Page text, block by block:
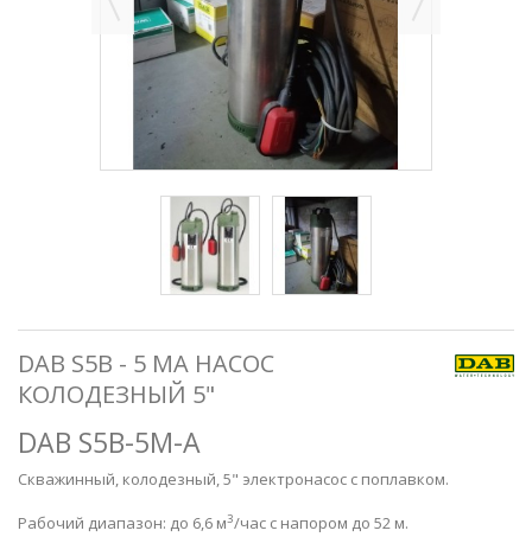
DAB S5B - 5 MA НАСОС
КОЛОДЕЗНЫЙ 5"
DAB S5B-5M-A
Скважинный, колодезный, 5" электронасос с поплавком.
Рабочий диапазон: до 6,6 м3/час с напором до 52 м.